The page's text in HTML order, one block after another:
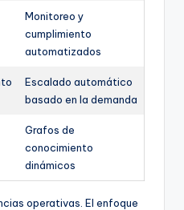
Monitoreo y
cumplimiento
automatizados
Escalado automático
basado en la demanda
Grafos de
conocimiento
dinámicos
operativas. El enfoque